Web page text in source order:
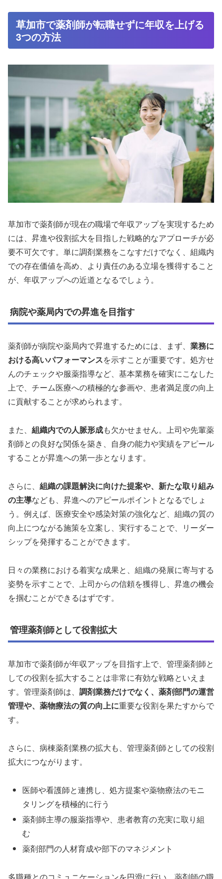
草加市で薬剤師が転職せずに年収を上げる
3つの方法
草加市で薬剤師が現在の職場で年収アップを実現するため
には、昇進や役割拡大を目指した戦略的なアプローチが必
要不可欠です。単に調剤業務をこなすだけでなく、組織内
での存在価値を高め、より責任のある立場を獲得すること
が、年収アップへの近道となるでしょう。
病院や薬局内での昇進を目指す
薬剤師が病院や薬局内で昇進するためには、まず、 業務に
おける高いパフォーマンスを示すことが重要です。処方せ
んのチェックや服薬指導など、基本業務を確実にこなした
上で、チーム医療への積極的な参画や、患者満足度の向上
に貢献することが求められます。
また、 組織内での人脈形成も欠かせません。上司や先輩薬
剤師との良好な関係を築き、自身の能力や実績をアピール
することが昇進への第一歩となります。
さらに、 組織の課題解決に向けた提案や、新たな取り組み
の主導なども、昇進へのアピールポイントとなるでしょ
う。例えば、医療安全や感染対策の強化など、組織の質の
向上につながる施策を立案し、実行することで、リーダー
シップを発揮することができます。
日々の業務における着実な成果と、組織の発展に寄与する
姿勢を示すことで、上司からの信頼を獲得し、昇進の機会
を掴むことができるはずです。
管理薬剤師として役割拡大
草加市で薬剤師が年収アップを目指す上で、管理薬剤師と
しての役割を拡大することは非常に有効な戦略といえま
す。管理薬剤師は、 調剤業務だけでなく、薬剤部門の運営
管理や、薬物療法の質の向上に重要な役割を果たすからで
す。
さらに、病棟薬剤業務の拡大も、管理薬剤師としての役割
拡大につながります。
医師や看護師と連携し、処方提案や薬物療法のモニ
タリングを積極的に行う
薬剤師主導の服薬指導や、患者教育の充実に取り組
む
薬剤部門の人材育成や部下のマネジメント